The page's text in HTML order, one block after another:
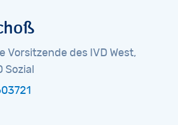
Vorsitzende des IVD West,
Sozial